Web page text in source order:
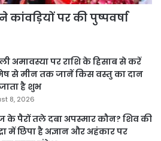
पर की पुष्पवर्षा
अमावस्या पर राशि के हिसाब से करें
से मीन तक जानें किस वस्तु का दान
है शुभ
8, 2026
के पैरों तले दबा अपस्मार कौन? शिव की
में छिपा है अज्ञान और अहंकार पर